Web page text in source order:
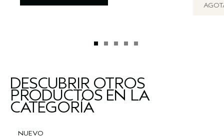
DESCUBRIR OTROS
PRODUCTOS EN LA
CATEGORÍA
NUEVO